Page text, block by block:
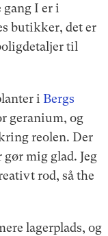
I er i
butikker, det er
til
i Bergs
geranium, og
reolen. Der
mig glad. Jeg
rod, så the
lagerplads, og